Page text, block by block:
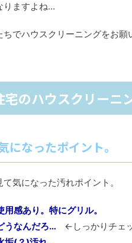
りますよね…
ちでハウスクリーニングをお願
のハウスクリーニン
になったポイント。
気になった汚れポイント。
感あり。特にグリル。
うなんだろ… ←しっかりチェ